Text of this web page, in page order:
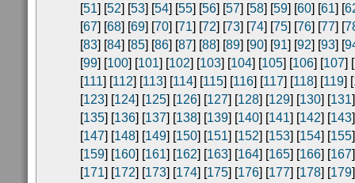
[51] [52] [53] [54] [55] [56] [57] [58] [59] [60] [61] [
[67] [68] [69] [70] [71] [72] [73] [74] [75] [76] [77] [
[83] [84] [85] [86] [87] [88] [89] [90] [91] [92] [93] [
[99] [100] [101] [102] [103] [104] [105] [106] [107] [
[111] [112] [113] [114] [115] [116] [117] [118] [119] [
[123] [124] [125] [126] [127] [128] [129] [130] [131
[135] [136] [137] [138] [139] [140] [141] [142] [143
[147] [148] [149] [150] [151] [152] [153] [154] [155
[159] [160] [161] [162] [163] [164] [165] [166] [167
[171] [172] [173] [174] [175] [176] [177] [178] [179